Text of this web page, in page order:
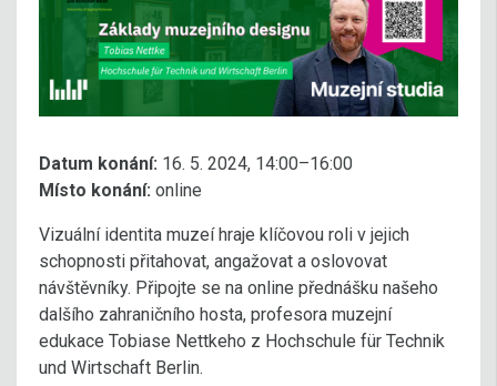
Datum konání: 16. 5. 2024, 14:00–16:00
Místo konání: online
Vizuální identita muzeí hraje klíčovou roli v jejich
schopnosti přitahovat, angažovat a oslovovat
návštěvníky. Připojte se na online přednášku našeho
dalšího zahraničního hosta, profesora muzejní
edukace Tobiase Nettkeho z Hochschule für Technik
und Wirtschaft Berlin.